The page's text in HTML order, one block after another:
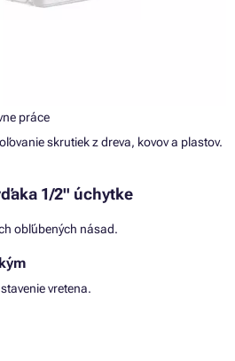
práce
skrutiek z dreva, kovov a plastov.
1/2" úchytke
obľúbených násad.
vretena.